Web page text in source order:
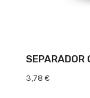
SEPARADOR
3,78 €